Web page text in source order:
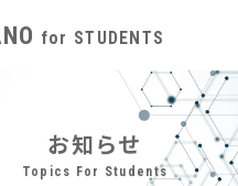
for STUDENTS
お知らせ